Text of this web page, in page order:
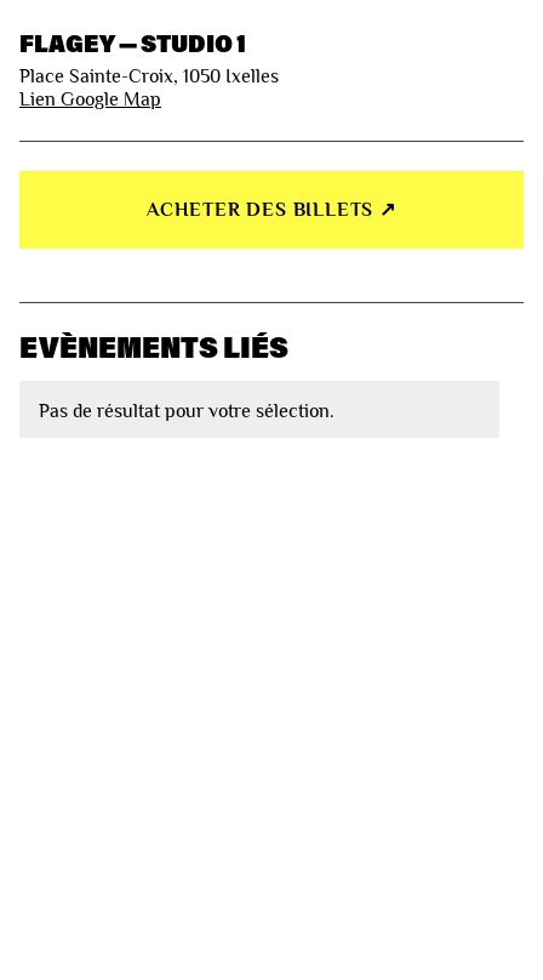
FLAGEY — STUDIO 1
Place Sainte-Croix, 1050 Ixelles
Lien Google Map
ACHETER DES BILLETS ↗︎
EVÈNEMENTS LIÉS
Pas de résultat pour votre sélection.